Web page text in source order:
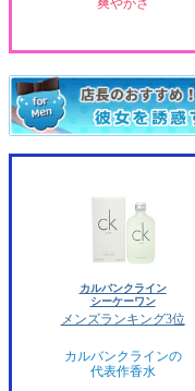
爽やかさ
カルバンクライン
シーケーワン
メンズランキング3位
カルバンクラインの
代表作香水